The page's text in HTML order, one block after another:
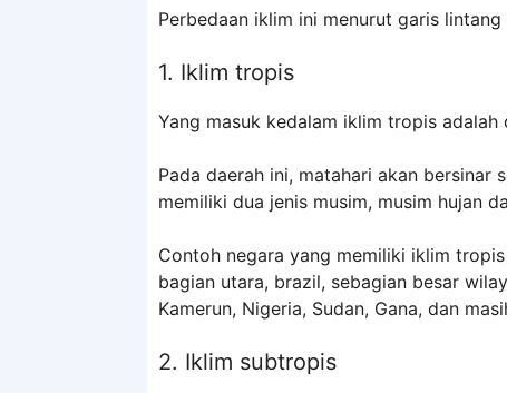
Perbedaan iklim ini menurut garis
1. Iklim tropis
Yang masuk kedalam iklim tropis adalah
Pada daerah ini, matahari akan bersinar
memiliki dua jenis musim, musim hujan
Contoh negara yang memiliki iklim
bagian utara, brazil, sebagian besar
Kamerun, Nigeria, Sudan, Gana, dan
2. Iklim subtropis